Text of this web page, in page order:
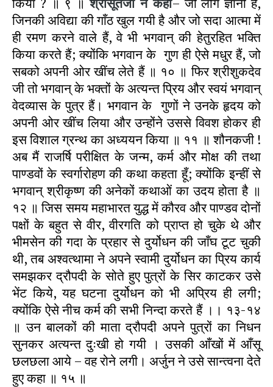
जिनकी अविद्या की गाँठ खुल गयी है और जो सदा आत्मा में
ही रमण करने वाले हैं, वे भी भगवान्‌ की हेतुरहित भक्ति
किया करते हैं; क्योंकि भगवान के गुण ही ऐसे मधुर हैं, जो
सबको अपनी ओर खींच लेते हैं ॥ १० ॥ फिर श्रीशुकदेव
जी तो भगवान् के भक्तों के अत्यन्त प्रिय और स्वयं भगवान्
वेदव्यास के पुत्र हैं। भगवान के गुणों ने उनके हृदय को
अपनी ओर खींच लिया और उन्होंने उससे विवश होकर ही
इस विशाल ग्रन्थ का अध्ययन किया ॥ ११ ॥ शौनकजी !
अब मैं राजर्षि परीक्षित के जन्म, कर्म और मोक्ष की तथा
पाण्डवों के स्वर्गारोहण की कथा कहता हूँ; क्योंकि इन्हीं से
भगवान् श्रीकृष्ण की अनेकों कथाओं का उदय होता है ॥
१२ ॥ जिस समय महाभारत युद्ध में कौरव और पाण्डव दोनों
पक्षों के बहुत से वीर, वीरगति को प्राप्त हो चुके थे और
भीमसेन की गदा के प्रहार से दुर्योधन की जाँघ टूट चुकी
थी, तब अश्वत्थामा ने अपने स्वामी दुर्योधन का प्रिय कार्य
समझकर द्रौपदी के सोते हुए पुत्रों के सिर काटकर उसे
भेंट किये, यह घटना दुर्योधन को भी अप्रिय ही लगी;
क्योंकि ऐसे नीच कर्म की सभी निन्दा करते हैं ।। १३-१४
॥ उन बालकों की माता द्रौपदी अपने पुत्रों का निधन
सुनकर अत्यन्त दुःखी हो गयी । उसकी आँखों में आँसू
छलछला आये – वह रोने लगी। अर्जुन ने उसे सान्त्वना देते
हुए कहा ॥ १५ ॥